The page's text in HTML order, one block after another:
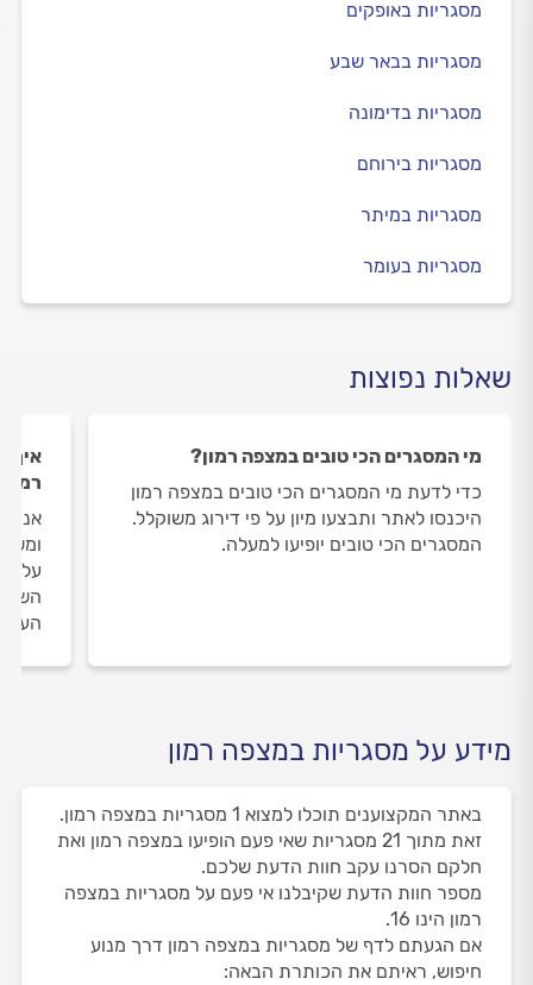
מסגריות באופקים
מסגריות בבאר שבע
מסגריות בדימונה
מסגריות בירוחם
מסגריות במיתר
מסגריות בעומר
שאלות נפוצות
מי המסגרים הכי טובים במצפה רמון?
כדי לדעת מי המסגרים הכי טובים במצפה רמון
היכנסו לאתר ותבצעו מיון על פי דירוג משוקלל.
המסגרים הכי טובים יופיעו למעלה.
איך
על
מידע על מסגריות במצפה רמון
באתר המקצוענים תוכלו למצוא 1 מסגריות במצפה רמון.
זאת מתוך 21 מסגריות שאי פעם הופיעו במצפה רמון ואת
חלקם הסרנו עקב חוות הדעת שלכם.
מספר חוות הדעת שקיבלנו אי פעם על מסגריות במצפה
רמון הינו 16.
אם הגעתם לדף של מסגריות במצפה רמון דרך מנוע
חיפוש, ראיתם את הכותרת הבאה: